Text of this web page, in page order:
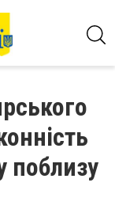
поблизу